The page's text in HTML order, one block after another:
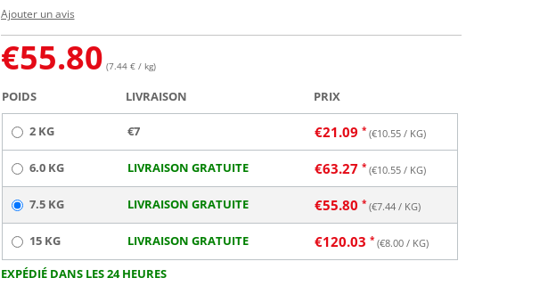
Ajouter un avis
€55.80 (7.44 € / kg)
POIDS LIVRAISON PRIX
2 KG €7 €21.09 (€10.55/ KG)
6.0 KG LIVRAISON GRATUITE €63.27 (€10.55/ KG)
7.5 KG LIVRAISON GRATUITE €55.80 (€7.44/ KG)
15 KG LIVRAISON GRATUITE €120.03 (€8.00/ KG)
EXPÉDIÉ DANS LES 24 HEURES